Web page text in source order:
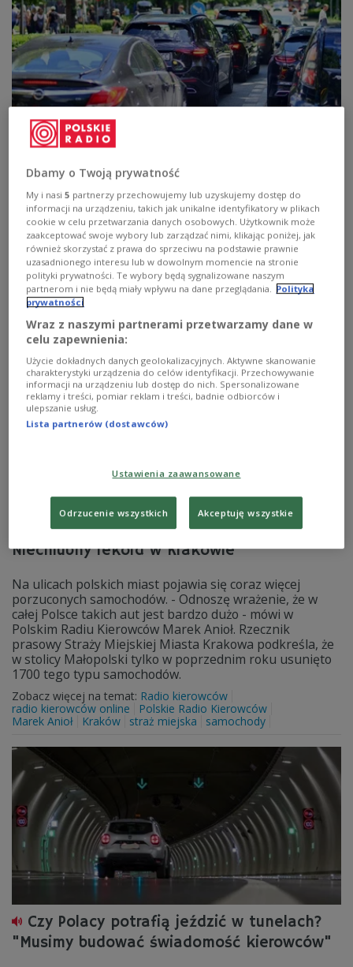
Jazda w korku. Jak radzić sobie ze
stresem i czy można się na niego
przygotować?
Jazda w korku to ogromne obciążenie psychologiczne i
fizyczne. Stres powoduje szybsze zmęczenie i jest
szkodliwe dla układu krążenie i nerwowego. Czy można
przygotować się na stres? Jak sobie z nim radzić kiedy
już się pojawi?
Zobacz więcej na temat:
radio kierowców online
Polskie Radio Kierowców
korki
bezpieczeństwo na drodze kierowcy psychologia
Polacy na potęgę porzucają samochody.
Niechlubny rekord w Krakowie
Na ulicach polskich miast pojawia się coraz więcej
porzuconych samochodów. - Odnoszę wrażenie, że w
całej Polsce takich aut jest bardzo dużo - mówi w
Polskim Radiu Kierowców Marek Anioł. Rzecznik
prasowy Straży Miejskiej Miasta Krakowa podkreśla, że
w stolicy Małopolski tylko w poprzednim roku usunięto
1700 tego typu samochodów.
Zobacz więcej na temat: Radio kierowców
radio kierowców online
Polskie Radio Kierowców
Marek Anioł
Kraków straż miejska samochody
Czy Polacy potrafią jeździć w tunelach?
"Musimy budować świadomość kierowców"
Dbamy o Twoją prywatność
My i nasi5 partnerzy przechowujemy lub uzyskujemy dostęp do
informacji na urządzeniu, takich jak unikalne identyfikatory w plikach
cookie w celu przetwarzania danych osobowych. Użytkownik może
zaakceptować swoje wybory lub zarządzać nimi, klikając poniżej, jak
również skorzystać z prawa do sprzeciwu na podstawie prawnie
uzasadnionego interesu lub w dowolnym momencie na stronie
polityki prywatności. Te wybory będą sygnalizowane naszym
partnerom i nie będą miały wpływu na dane przeglądania. Polityka
prywatności
Wraz z naszymi partnerami przetwarzamy dane w
celu zapewnienia:
Użycie dokładnych danych geolokalizacyjnych. Aktywne skanowanie
charakterystyki urządzenia do celów identyfikacji. Przechowywanie
informacji na urządzeniu lub dostęp do nich. Spersonalizowane
reklamy i treści, pomiar reklam i treści, badnie odbiorców i
ulepszanie usług.
Lista partnerów (dostawców)
Ustawienia zaawansowane
Odrzucenie wszystkich Akceptuję wszystkie